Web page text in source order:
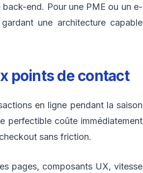
end. Pour une PME ou un e-
une architecture capable
points de contact
en ligne pendant la saison
perfectible coûte immédiatement
sans friction.
pages, composants UX, vitesse